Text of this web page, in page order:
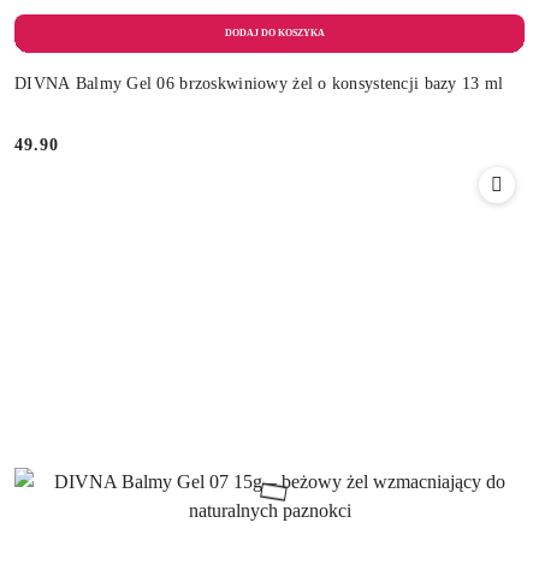
DIVNA Balmy Gel 06 brzoskwiniowy żel o konsystencji bazy 13 ml
Cena:
49.90